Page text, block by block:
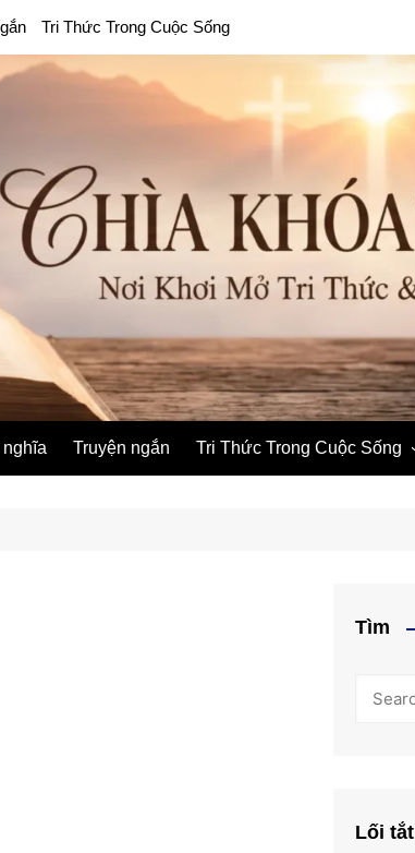
Tri Thức Trong Cuộc Sống
Truyện ngắn Tri Thức Trong Cuộc Sống
Tìm
Lối tắt